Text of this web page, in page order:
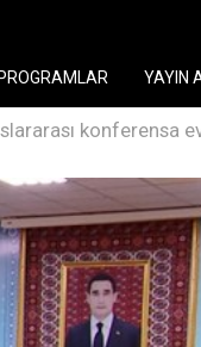
PROGRAMLAR YAYIN
konferensa